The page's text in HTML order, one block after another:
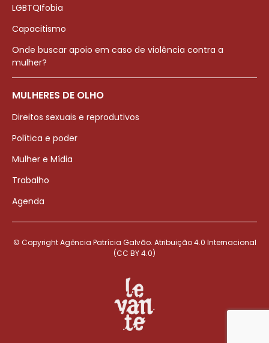
LGBTQIfobia
Capacitismo
Onde buscar apoio em caso de violência contra a
mulher?
MULHERES DE OLHO
Direitos sexuais e reprodutivos
Política e poder
Mulher e Mídia
Trabalho
Agenda
© Copyright Agência Patrícia Galvão. Atribuição 4.0 Internacional
(CC BY 4.0)